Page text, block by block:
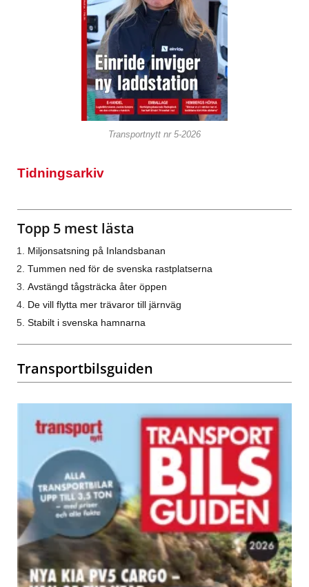
Transportnytt nr 5-2026
Tidningsarkiv
Topp 5 mest lästa
Miljonsatsning på Inlandsbanan
Tummen ned för de svenska rastplatserna
Avstängd tågsträcka åter öppen
De vill flytta mer trävaror till järnväg
Stabilt i svenska hamnarna
Transportbilsguiden